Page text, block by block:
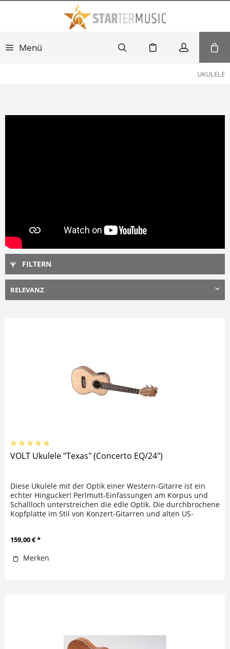
Menü
UKULELE
FILTERN
VOLT Ukulele "Texas" (Concerto EQ/24")
Diese Ukulele mit der Optik einer Western-Gitarre ist ein
echter Hingucker! Perlmutt-Einfassungen am Korpus und
Schallloch unterstreichen die edle Optik. Die durchbrochene
Kopfplatte im Stil von Konzert-Gitarren und alten US-
159,00 € *
Merken